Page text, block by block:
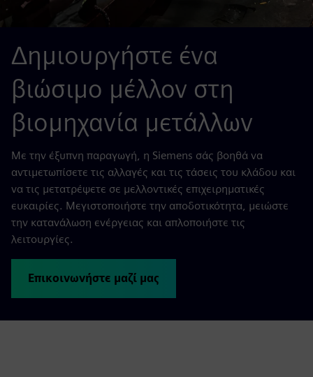
Δημιουργήστε ένα
βιώσιμο μέλλον στη
βιομηχανία μετάλλων
Με την έξυπνη παραγωγή, η Siemens σάς βοηθά να
αντιμετωπίσετε τις αλλαγές και τις τάσεις του κλάδου και
να τις μετατρέψετε σε μελλοντικές επιχειρηματικές
ευκαιρίες. Μεγιστοποιήστε την αποδοτικότητα, μειώστε
την κατανάλωση ενέργειας και απλοποιήστε τις
λειτουργίες.
Επικοινωνήστε μαζί μας